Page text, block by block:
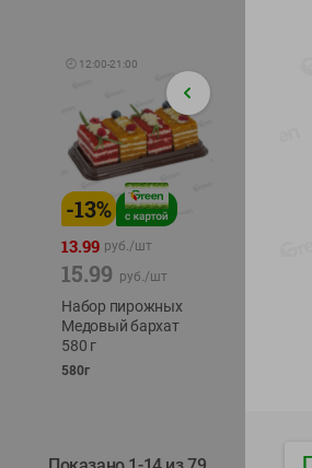
🕘 12:00-21:00
-13%
13.99 руб./шт
15.99 руб./шт
Набор пирожных
Медовый бархат
580 г
580г